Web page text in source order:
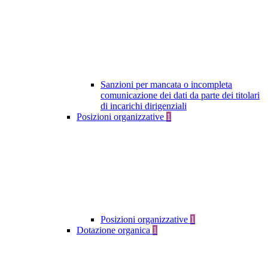
Sanzioni per mancata o incompleta
comunicazione dei dati da parte dei titolari
di incarichi dirigenziali
Posizioni organizzative 1
Posizioni organizzative 1
Dotazione organica 1